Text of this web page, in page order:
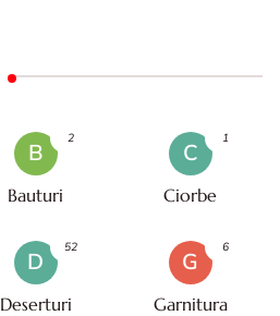
B
Bauturi
2
C
Ciorbe
1
D
Deserturi
52
G
Garnitura
6